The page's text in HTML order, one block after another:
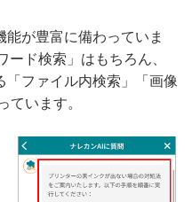
が豊富に備わっていま
ード検索」はもちろん、
「ファイル内検索」「画像
ています。